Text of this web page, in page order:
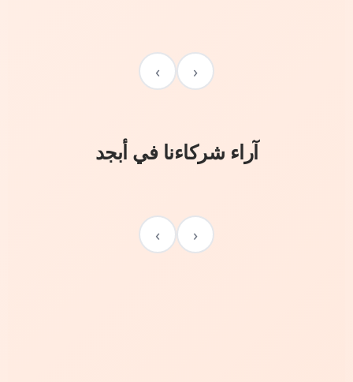
‹
›
آراء شركاءنا في أبجد
‹
›